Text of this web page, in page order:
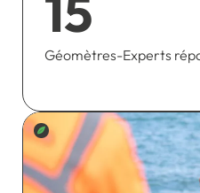
Géomètres-Experts